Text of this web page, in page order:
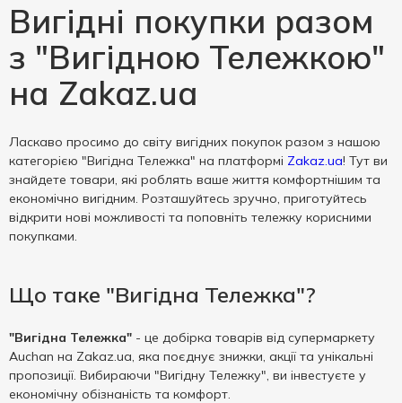
Вигідні покупки разом
з "Вигідною Тележкою"
на Zakaz.ua
Ласкаво просимо до світу вигідних покупок разом з нашою
категорією "Вигідна Тележка" на платформі Zakaz.ua! Тут ви
знайдете товари, які роблять ваше життя комфортнішим та
економічно вигідним. Розташуйтесь зручно, приготуйтесь
відкрити нові можливості та поповніть тележку корисними
покупками.
Що таке "Вигідна Тележка"?
"Вигідна Тележка" - це добірка товарів від супермаркету
Auchan на Zakaz.ua, яка поєднує знижки, акції та унікальні
пропозиції. Вибираючи "Вигідну Тележку", ви інвестуєте у
економічну обізнаність та комфорт.